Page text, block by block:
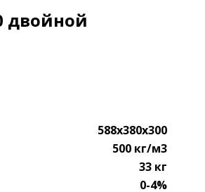
двойной
588х380х300
500 кг/м3
33 кг
0-4%